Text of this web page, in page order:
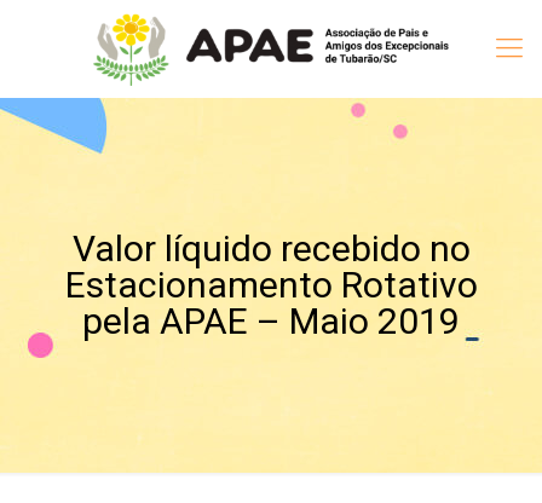
Valor líquido recebido no
Estacionamento Rotativo
pela APAE – Maio 2019